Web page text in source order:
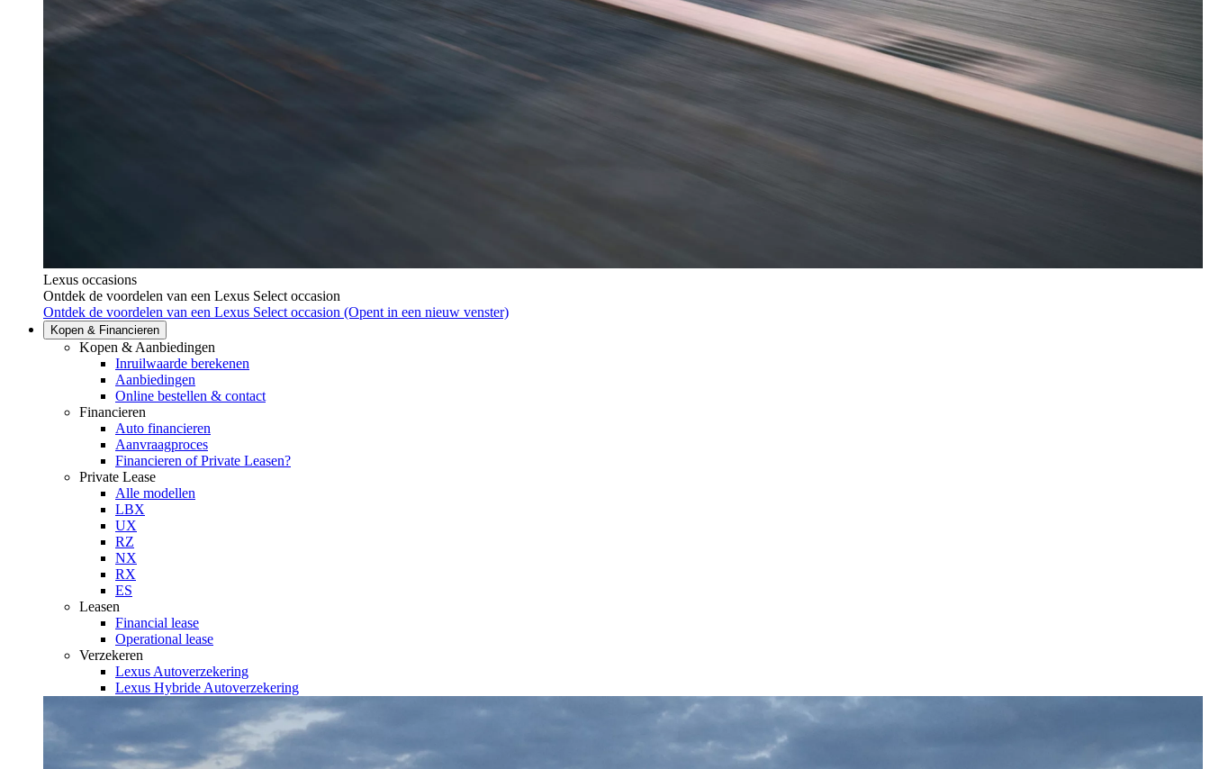
Lexus occasions
Ontdek de voordelen van een Lexus Select occasion
Ontdek de voordelen van een Lexus Select occasion (Opent in een nieuw venster)
Kopen & Financieren
Kopen & Aanbiedingen
Inruilwaarde berekenen
Aanbiedingen
Online bestellen & contact
Financieren
Auto financieren
Aanvraagproces
Financieren of Private Leasen?
Private Lease
Alle modellen
LBX
UX
RZ
NX
RX
ES
Leasen
Financial lease
Operational lease
Verzekeren
Lexus Autoverzekering
Lexus Hybride Autoverzekering